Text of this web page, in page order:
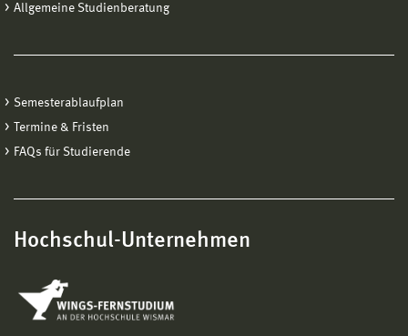
Allgemeine Studienberatung
Semesterablaufplan
Termine & Fristen
FAQs für Studierende
Hochschul-Unternehmen